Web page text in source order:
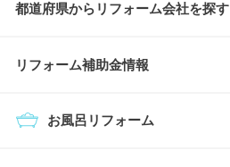
都道府県からリフォーム会社を探す
リフォーム補助金情報
お風呂リフォーム